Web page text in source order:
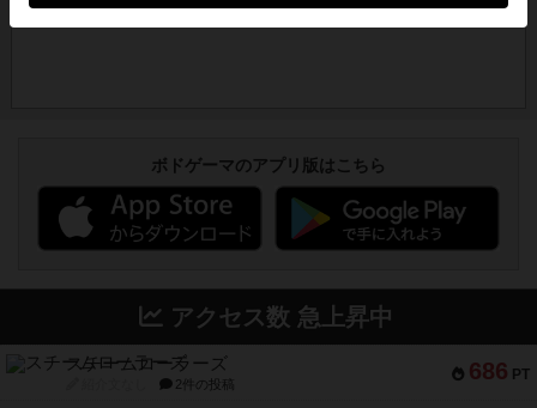
ボドゲーマのアプリ版はこちら
アクセス数 急上昇中
686 PT
スチームローラーズ
2件の投稿